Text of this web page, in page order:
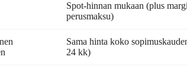
Spot-hinnan mukaan (plus
perusmaksu)
Sama hinta koko
24 kk)